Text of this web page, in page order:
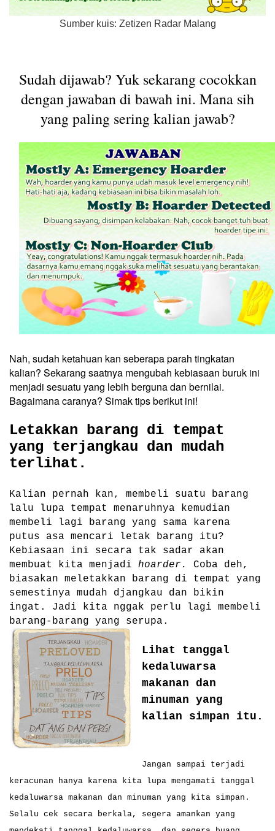
Sumber kuis: Zetizen Radar Malang
Sudah dijawab? Yuk sekarang cocokkan
dengan jawaban di bawah ini. Mana sih
yang paling sering kalian jawab?
Nah, sudah ketahuan kan seberapa parah tingkatan
kalian? Sekarang saatnya mengubah kebiasaan buruk ini
menjadi sesuatu yang lebih berguna dan bernilai.
Bagaimana caranya? Simak tips berikut ini!
Letakkan barang di tempat
yang terjangkau dan mudah
terlihat.
Kalian pernah kan, membeli suatu barang
lalu lupa tempat menaruhnya kemudian
membeli lagi barang yang sama karena
putus asa mencari letak barang itu?
Kebiasaan ini secara tak sadar akan
membuat kita menjadi hoarder. Coba deh,
biasakan meletakkan barang di tempat yang
semestinya mudah djangkau dan bikin
ingat. Jadi kita nggak perlu lagi membeli
barang-barang yang serupa.
Lihat tanggal
kedaluwarsa
makanan dan
minuman yang
kalian simpan itu.
Jangan sampai terjadi
keracunan hanya karena kita lupa mengamati tanggal
kedaluwarsa makanan dan minuman yang kita simpan.
Selalu cek secara berkala, segera amankan yang